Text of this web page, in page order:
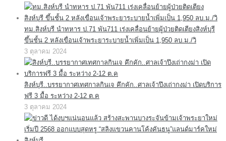
ทม.สิงห์บุรี นำทหาร ป.71 พัน711 เร่งเคลื่อนย้ายผู้ป่วยติดเตียงสิงห์บุรี
ขึ้นชั้น 2 หลังเขื่อนเจ้าพระยาระบายน้ำเพิ่มเป็น 1,950 ลบ.ม./วิ
3 ตุลาคม 2024
สิงห์บุรี..บรรยากาศเทศกาลกินเจ คึกคัก..ศาลเจ้าปึงเถ่ากงม่า เปิดบริการ
ฟรี 3 มื้อ ระหว่าง 2-12 ต.ค
3 ตุลาคม 2024